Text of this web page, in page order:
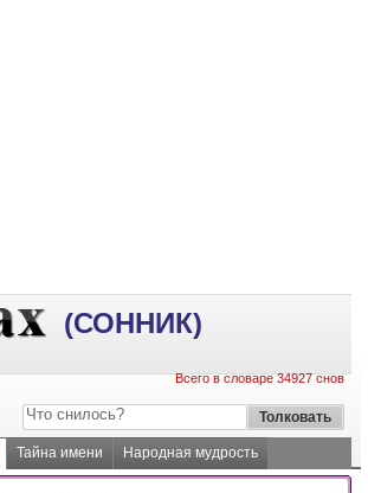
(СОННИК)
Всего в словаре 34927 снов
Тайна имени Народная мудрость